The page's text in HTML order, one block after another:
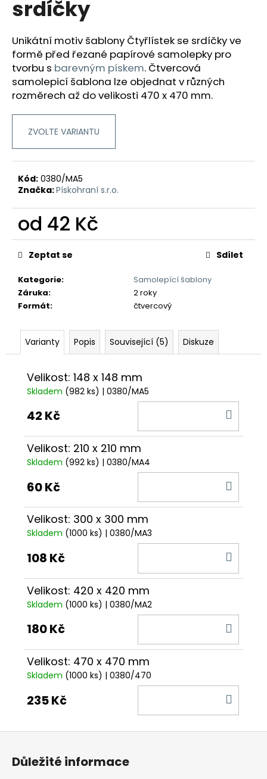
srdíčky
Unikátní motiv šablony Čtyřlístek se srdíčky ve
formě před řezané papírové samolepky pro
tvorbu s barevným pískem. Čtvercová
samolepicí šablona lze objednat v různých
rozměrech až do velikosti 470 x 470 mm.
ZVOLTE VARIANTU
Kód: 0380/MA5
Značka:Pískohraní s.r.o.
od 42 Kč
Měrná
cena:
Kategorie:
Samolepící šablony
Záruka:
2 roky
Formát: čtvercový
Zeptat se Sdílet
Varianty Popis Související (5) Diskuze
Velikost: 148 x 148 mm
Skladem (982 ks) | 0380/MA5
42 Kč
Velikost: 210 x 210 mm
Skladem (992 ks) | 0380/MA4
60 Kč
Velikost: 300 x 300 mm
Skladem (1000 ks) | 0380/MA3
108 Kč
Velikost: 420 x 420 mm
Skladem (1000 ks) | 0380/MA2
180 Kč
Velikost: 470 x 470 mm
Skladem (1000 ks) | 0380/470
235 Kč
a
í
t
?
D
o
r
u
u
e
Důležité informace